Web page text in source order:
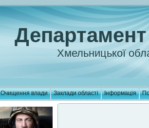
Хмельницької
Очищення влади Заклади області Інформація